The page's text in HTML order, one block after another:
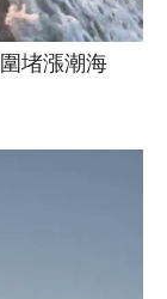
堵漲潮海